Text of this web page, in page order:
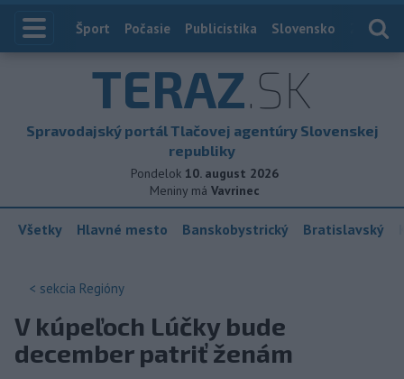
Index
Šport Počasie Publicistika Slovensko
TERAZ.SK
Spravodajský portál Tlačovej agentúry Slovenskej
republiky
Pondelok 10. august 2026
Meniny má Vavrinec
Všetky Hlavné mesto Banskobystrický Bratislavský
< sekcia Regióny
V kúpeľoch Lúčky bude
december patriť ženám